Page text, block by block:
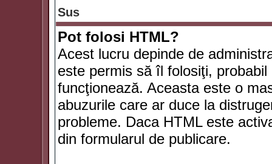
Sus
Pot folosi HTML?
Acest lucru depinde de
este permis să îl folosiţi,
funcţionează. Aceasta este o
abuzurile care ar duce la
probleme. Daca HTML este
din formularul de publicare.